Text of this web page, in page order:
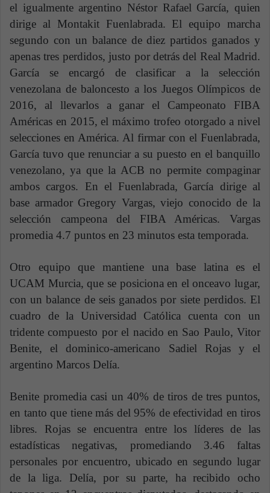
el igualmente argentino Néstor Rafael García, quien
dirige al Montakit Fuenlabrada. El equipo marcha
segundo con un balance de diez partidos ganados y
apenas tres perdidos, justo por detrás del Real Madrid.
García se encargó de clasificar a la selección
venezolana de baloncesto a los Juegos Olímpicos de
2016, al llevarlos a ganar el Campeonato FIBA
Américas en 2015, el máximo trofeo otorgado a nivel
selecciones en América. Al firmar con el Fuenlabrada,
García tuvo que renunciar a su puesto en el banquillo
venezolano, ya que la ACB no permite compaginar
ambos cargos. En el Fuenlabrada, García dirige al
base armador Gregory Vargas, viejo conocido de la
selección campeona del FIBA Américas. Vargas
promedia 4.7 puntos en 23 minutos esta temporada.
Otro equipo que mantiene una base latina es el
UCAM Murcia, que se posiciona en el onceavo lugar,
con un balance de seis ganados por siete perdidos. El
cuadro de la Universidad Católica cuenta con un
tridente compuesto por el nacido en Sao Paulo, Vitor
Benite, el dominico-americano Sadiel Rojas y el
argentino Marcos Delía.
Benite promedia casi un 40% de tiros de tres puntos,
en tanto que tiene más del 95% de efectividad en tiros
libres. Rojas se encuentra entre los líderes de las
estadísticas negativas, promediando 3.46 faltas
personales por encuentro, ubicado en segundo lugar
de la liga. Delía, por su parte, ha recibido ocho